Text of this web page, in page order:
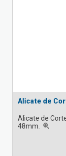
Alicate de
Alicate de
48mm.